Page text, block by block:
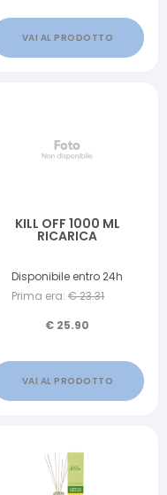
VAI AL PRODOTTO
KILL OFF 1000 ML
RICARICA
Disponibile entro 24h
Prima era: €23.31
€ 25.90
VAI AL PRODOTTO